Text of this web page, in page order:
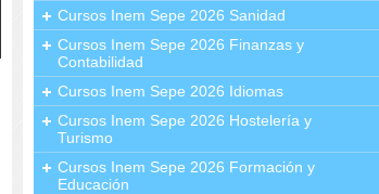
Cursos Inem Sepe 2026 Sanidad
Cursos Inem Sepe 2026 Finanzas y
Contabilidad
Cursos Inem Sepe 2026 Idiomas
Cursos Inem Sepe 2026 Hostelería y
Turismo
Cursos Inem Sepe 2026 Formación y
Educación